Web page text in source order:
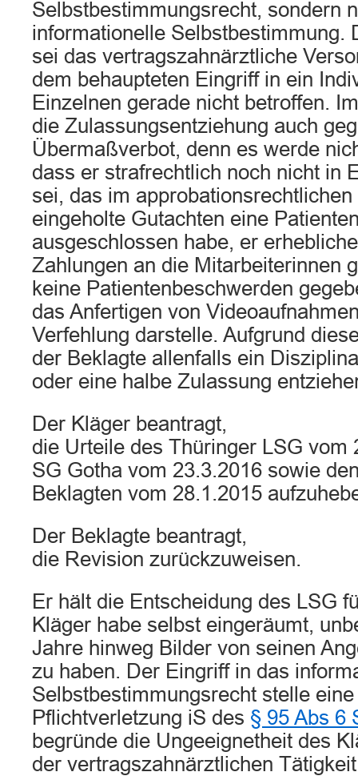
Selbstbestimmungsrecht, sondern
informationelle Selbstbestimmung.
sei das vertragszahnärztliche
dem behaupteten Eingriff in ein
Einzelnen gerade nicht betroffen.
die Zulassungsentziehung auch
Übermaßverbot, denn es werde
dass er strafrechtlich noch nicht in
sei, das im approbationsrechtlichen
eingeholte Gutachten eine
ausgeschlossen habe, er
Zahlungen an die Mitarbeiterinnen
keine Patientenbeschwerden
das Anfertigen von
Verfehlung darstelle. Aufgrund
der Beklagte allenfalls ein
oder eine halbe Zulassung
Der Kläger beantragt,
die Urteile des Thüringer LSG vom
SG Gotha vom 23.3.2016 sowie
Beklagten vom 28.1.2015
Der Beklagte beantragt,
die Revision zurückzuweisen.
Er hält die Entscheidung des LSG
Kläger habe selbst eingeräumt,
Jahre hinweg Bilder von seinen
zu haben. Der Eingriff in das
Selbstbestimmungsrecht stelle
Pflichtverletzung iS des § 95 Abs 6
begründe die Ungeeignetheit des
der vertragszahnärztlichen